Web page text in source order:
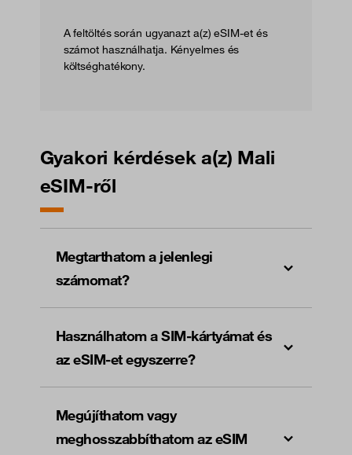
A feltöltés során ugyanazt a(z) eSIM-et és
számot használhatja. Kényelmes és
költséghatékony.
Gyakori kérdések a(z) Mali
eSIM-ről
Megtarthatom a jelenlegi
számomat?
Használhatom a SIM-kártyámat és
az eSIM-et egyszerre?
Megújíthatom vagy
meghosszabbíthatom az eSIM